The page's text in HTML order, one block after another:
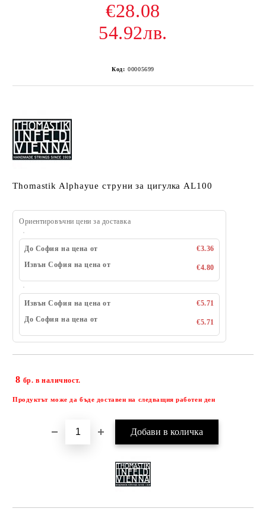
€28.08
54.92лв.
Код: 00005699
Thomastik Alphayue струни за цигулка AL100
Ориентировъчни цени за доставка
До София на цена от
€3.36
Извън София на цена от
€4.80
Извън София на цена от
€5.71
До София на цена от
€5.71
8 бр. в наличност.
Продуктът може да бъде доставен на следващия работен ден